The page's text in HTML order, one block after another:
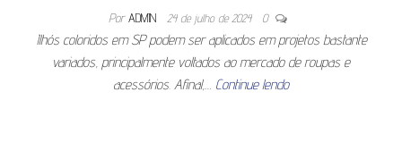
Por ADMIN 24 de julho de 2024 0
Ilhós coloridos em SP podem ser aplicados em projetos bastante
variados, principalmente voltados ao mercado de roupas e
acessórios. Afinal,… Continue lendo